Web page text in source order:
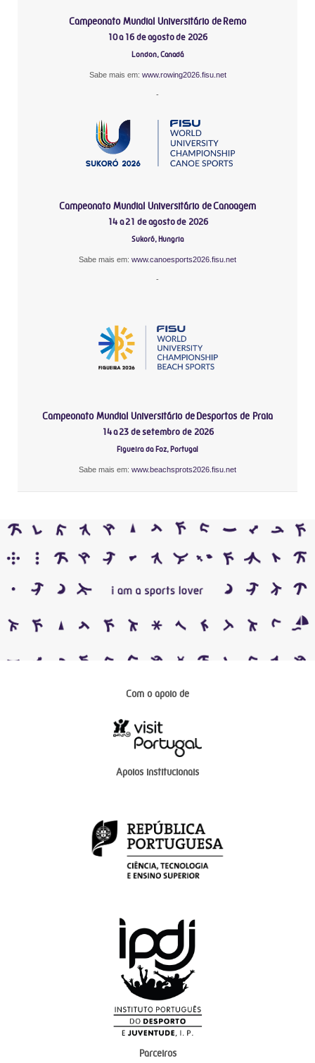
Campeonato Mundial Universitário de Remo
10 a 16 de agosto de 2026
London, Canadá
Sabe mais em: www.rowing2026.fisu.net
-
Campeonato Mundial Universitário de Canoagem
14 a 21 de agosto de 2026
Sukoró, Hungria
Sabe mais em: www.canoesports2026.fisu.net
-
Campeonato Mundial Universitário de Desportos de Praia
14 a 23 de setembro de 2026
Figueira da Foz, Portugal
Sabe mais em: www.beachsprots2026.fisu.net
Com o apoio de
Apoios institucionais
Parceiros